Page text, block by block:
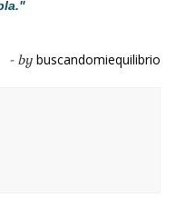
- by buscandomiequilibrio